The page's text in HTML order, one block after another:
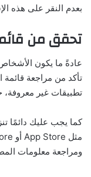
بعدم النقر على هذه
تحقق من
عادةً ما يكون الأشخاص
تأكد من مراجعة
تطبيقات غير
كما يجب عليك دائمًا
ومراجعة معلومات